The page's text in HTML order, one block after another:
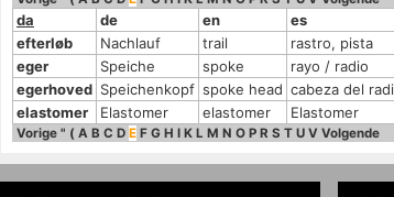
da de en es
efterløb
Nachlauf trail rastro, pista
eger
Speiche spoke rayo / radio
egerhoved Speichenkopf spoke head cabeza del
elastomer
Elastomer elastomer Elastomer
Vorige " ( A B C D E F G H I K L M N O P R S T U V Volgende